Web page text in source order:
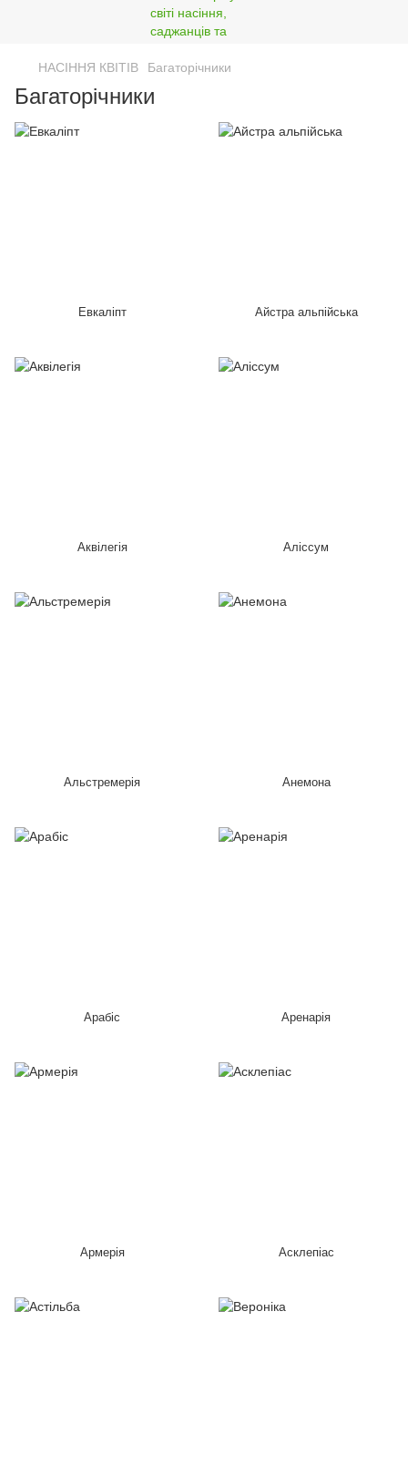
НАСІННЯ КВІТІВ Багаторічники
Багаторічники
Евкаліпт Айстра альпійська
Аквілегія Аліссум
Альстремерія Анемона
Арабіс Аренарія
Армерія Асклепіас